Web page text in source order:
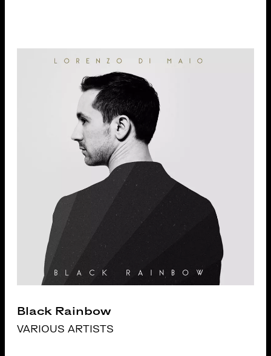
Black Rainbow
VARIOUS ARTISTS